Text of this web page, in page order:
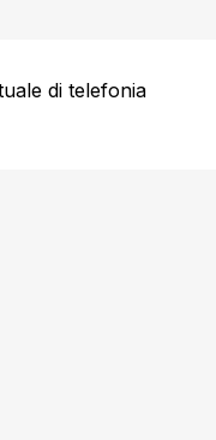
di telefonia